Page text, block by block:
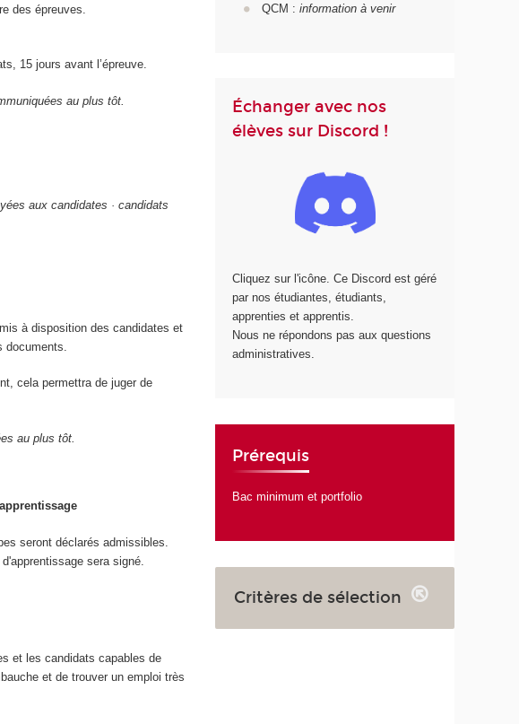
des épreuves.
15 jours avant l’épreuve.
au plus tôt.
aux candidates · candidats
à disposition des candidates et
cela permettra de juger de
au plus tôt.
seront déclarés admissibles.
sera signé.
et les candidats capables de
et de trouver un emploi très
QCM : information à venir
Échanger avec nos
élèves sur Discord !
Cliquez sur l'icône. Ce Discord est géré
par nos étudiantes, étudiants,
apprenties et apprentis.
Nous ne répondons pas aux questions
administratives.
Prérequis
Bac minimum et portfolio
Critères de sélection